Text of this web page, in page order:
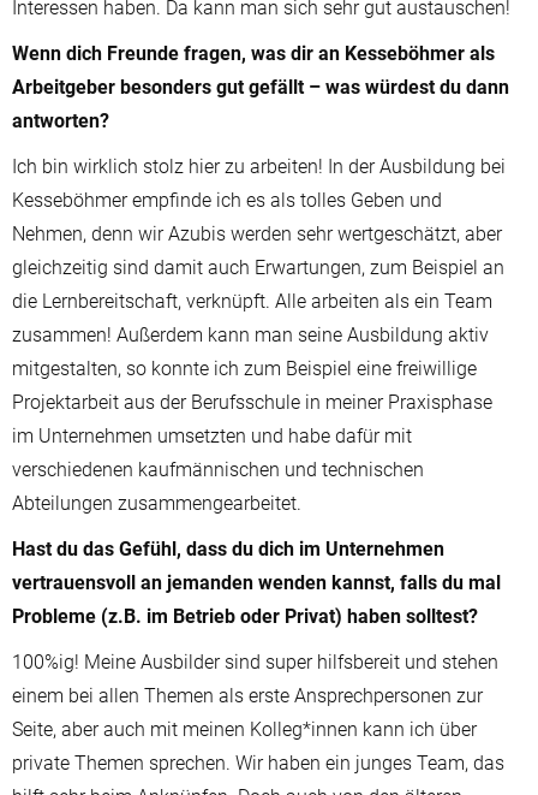
Interessen haben. Da kann man sich sehr gut austauschen!
Wenn dich Freunde fragen, was dir an Kesseböhmer als
Arbeitgeber besonders gut gefällt – was würdest du dann
antworten?
Ich bin wirklich stolz hier zu arbeiten! In der Ausbildung bei
Kesseböhmer empfinde ich es als tolles Geben und
Nehmen, denn wir Azubis werden sehr wertgeschätzt, aber
gleichzeitig sind damit auch Erwartungen, zum Beispiel an
die Lernbereitschaft, verknüpft. Alle arbeiten als ein Team
zusammen! Außerdem kann man seine Ausbildung aktiv
mitgestalten, so konnte ich zum Beispiel eine freiwillige
Projektarbeit aus der Berufsschule in meiner Praxisphase
im Unternehmen umsetzten und habe dafür mit
verschiedenen kaufmännischen und technischen
Abteilungen zusammengearbeitet.
Hast du das Gefühl, dass du dich im Unternehmen
vertrauensvoll an jemanden wenden kannst, falls du mal
Probleme (z.B. im Betrieb oder Privat) haben solltest?
100%ig! Meine Ausbilder sind super hilfsbereit und stehen
einem bei allen Themen als erste Ansprechpersonen zur
Seite, aber auch mit meinen Kolleg*innen kann ich über
private Themen sprechen. Wir haben ein junges Team, das